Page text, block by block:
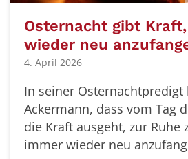
Osternacht gibt
wieder neu
4. April 2026
In seiner
Ackermann, dass vom Tag
die Kraft ausgeht, zur Ruhe
immer wieder neu